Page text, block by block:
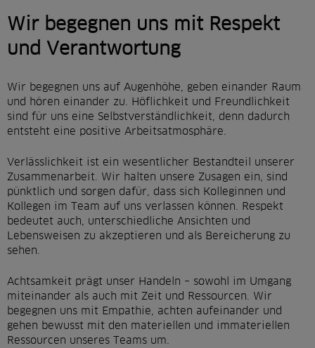
Wir begegnen uns mit Respekt
und Verantwortung
Wir begegnen uns auf Augenhöhe, geben einander Raum
und hören einander zu. Höflichkeit und Freundlichkeit
sind für uns eine Selbstverständlichkeit, denn dadurch
entsteht eine positive Arbeitsatmosphäre.
Verlässlichkeit ist ein wesentlicher Bestandteil unserer
Zusammenarbeit. Wir halten unsere Zusagen ein, sind
pünktlich und sorgen dafür, dass sich Kolleginnen und
Kollegen im Team auf uns verlassen können. Respekt
bedeutet auch, unterschiedliche Ansichten und
Lebensweisen zu akzeptieren und als Bereicherung zu
sehen.
Achtsamkeit prägt unser Handeln – sowohl im Umgang
miteinander als auch mit Zeit und Ressourcen. Wir
begegnen uns mit Empathie, achten aufeinander und
gehen bewusst mit den materiellen und immateriellen
Ressourcen unseres Teams um.